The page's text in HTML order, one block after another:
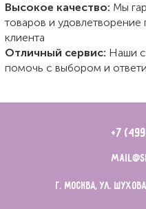
Высокое качество: Мы
товаров и
клиента
Отличный сервис: Наши
помочь с выбором и
+7
г. Москва, ул.